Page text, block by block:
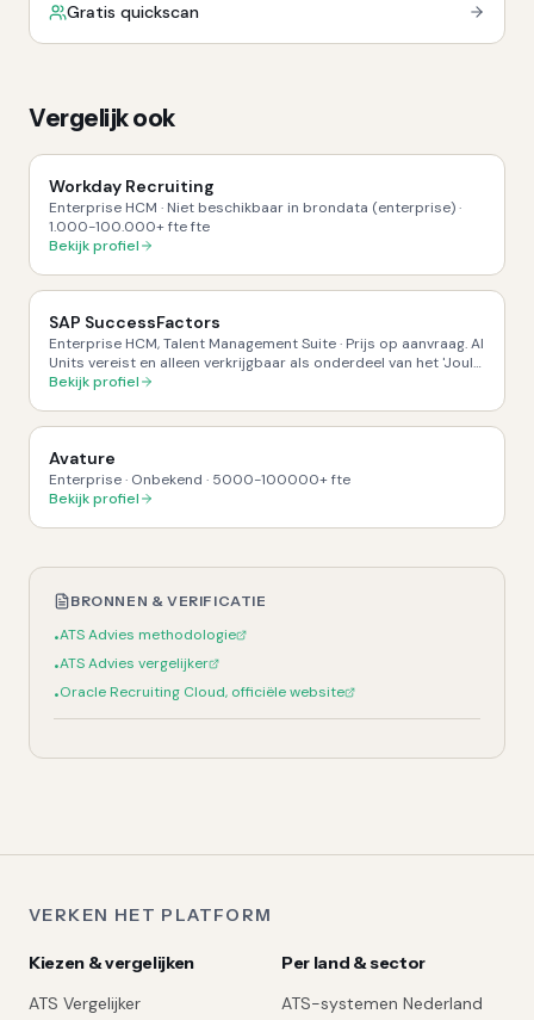
Gratis quickscan
Vergelijk ook
Workday Recruiting
Enterprise HCM · Niet beschikbaar in brondata (enterprise)·
1.000-100.000+ ftefte
Bekijk profiel
SAP SuccessFactors
Enterprise HCM, Talent Management Suite· Prijs op aanvraag. AI
Units vereist en alleen verkrijgbaar als onderdeel van het 'Joule
Premium for Human Capital Management' pakket. Niet los
Bekijk profiel
Avature
Enterprise· Onbekend · 5000-100000+fte
Bekijk profiel
BRONNEN & VERIFICATIE
•ATS Advies methodologie
•ATS Advies vergelijker
•Oracle Recruiting Cloud, officiële website
VERKEN HET PLATFORM
Kiezen & vergelijken
ATS Vergelijker
Per land & sector
ATS-systemen Nederland